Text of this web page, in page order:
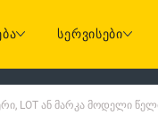
სერვისები
LOT ან მარკა მოდელი